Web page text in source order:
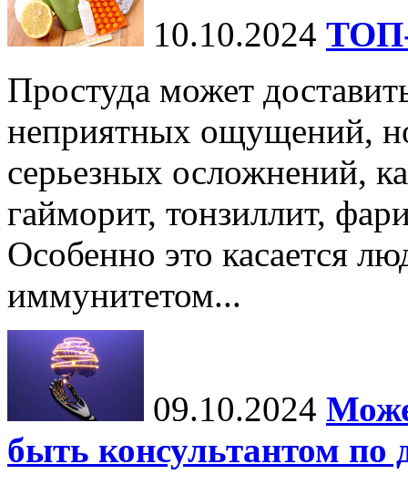
10.10.2024 ТОП-
Простуда может
неприятных ощущений,
серьезных осложнений,
гайморит, тонзиллит,
Особенно это касается
иммунитетом...
09.10.2024
быть консультантом по